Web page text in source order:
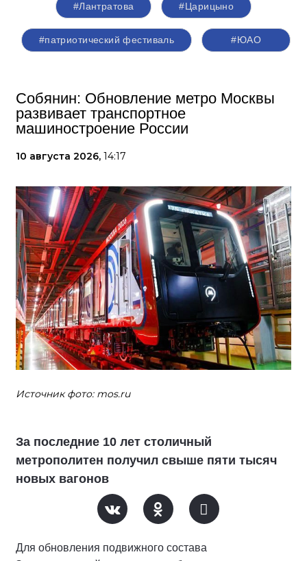
#Лантратова #Царицыно
#патриотический фестиваль #ЮАО
Собянин: Обновление метро Москвы
развивает транспортное
машиностроение России
10 августа 2026, 14:17
Источник фото: mos.ru
За последние 10 лет столичный
метрополитен получил свыше пяти тысяч
новых вагонов
Для обновления подвижного состава